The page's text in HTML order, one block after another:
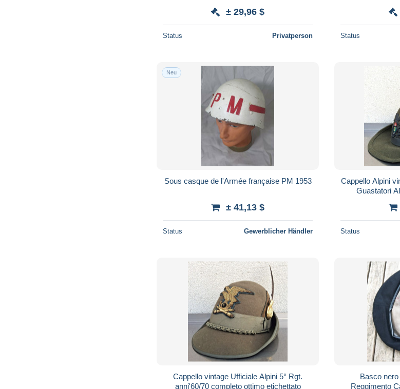
± 29,96 $
Status Privatperson Status
Neu
Sous casque de l'Armée française PM 1953
± 41,13 $
Status Gewerblicher Händler
Cappello Alpini
Guastatori
Status
Cappello vintage Ufficiale Alpini 5° Rgt.
anni'60/70 completo ottimo etichettato
Basco nero